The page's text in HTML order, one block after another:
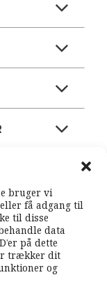
bruger vi
få adgang til
til disse
data
på dette
trækker dit
og
RSS FEEDS